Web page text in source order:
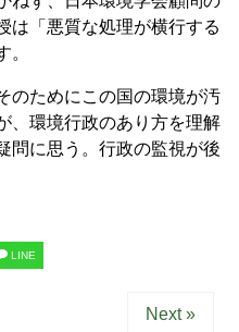
は「悪質な処理が横行する
。
のためにこの国の環境が汚
、環境行政のあり方を理解
問に思う。行政の監視が後
LINE
Next »